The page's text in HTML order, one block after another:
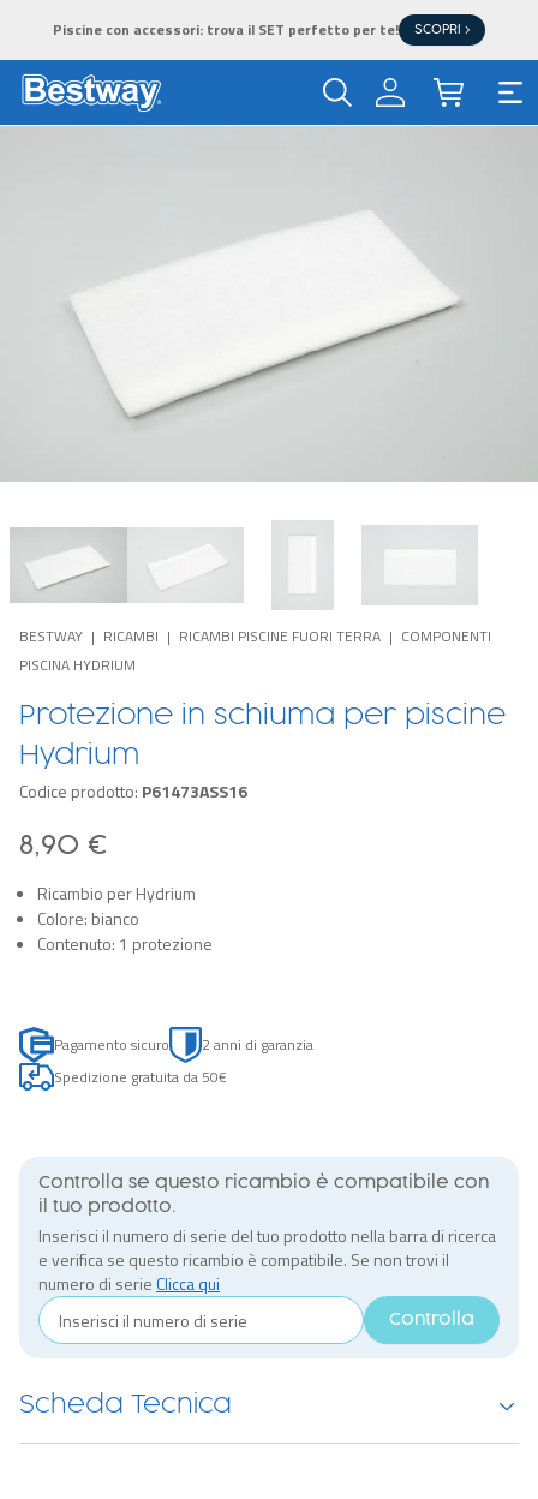
Piscine con accessori: trova il SET perfetto per te! SCOPRI >
BESTWAY RICAMBI RICAMBI PISCINE FUORI TERRA
COMPONENTI
PISCINA HYDRIUM
Protezione in schiuma per piscine
Hydrium
Codice prodotto: P61473ASS16
8,90 €
Ricambio per Hydrium
Colore: bianco
Contenuto: 1 protezione
Pagamento sicuro
2 anni di garanzia
Spedizione gratuita da 50€
Controlla se questo ricambio è compatibile con
il tuo prodotto.
Inserisci il numero di serie del tuo prodotto nella barra di ricerca
e verifica se questo ricambio è compatibile. Se non trovi il
numero di serie Clicca qui
Controlla
Scheda Tecnica